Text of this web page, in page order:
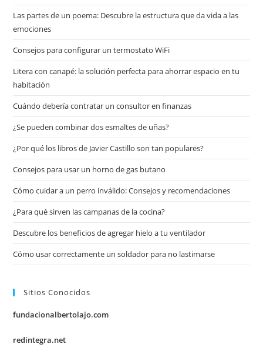
Las partes de un poema: Descubre la estructura que da vida a las
emociones
Consejos para configurar un termostato WiFi
Litera con canapé: la solución perfecta para ahorrar espacio en tu
habitación
Cuándo debería contratar un consultor en finanzas
¿Se pueden combinar dos esmaltes de uñas?
¿Por qué los libros de Javier Castillo son tan populares?
Consejos para usar un horno de gas butano
Cómo cuidar a un perro inválido: Consejos y recomendaciones
¿Para qué sirven las campanas de la cocina?
Descubre los beneficios de agregar hielo a tu ventilador
Cómo usar correctamente un soldador para no lastimarse
Sitios Conocidos
fundacionalbertolajo.com
redintegra.net